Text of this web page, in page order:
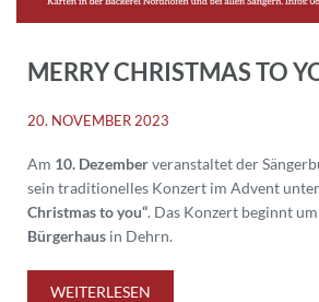
MERRY CHRISTMAS TO
20. NOVEMBER 2023
Am 10. Dezemberveranstaltet der
sein traditionelles Konzert im Advent
Christmas to you“. Das Konzert beginnt um
Bürgerhaus in Dehrn.
WEITERLESEN